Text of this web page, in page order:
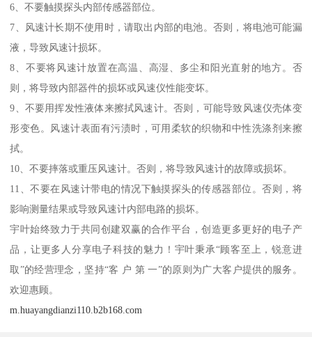
6、不要触摸探头内部传感器部位。
7、风速计长期不使用时，请取出内部的电池。否则，将电池可能漏
液，导致风速计损坏。
8、不要将风速计放置在高温、高湿、多尘和阳光直射的地方。否
则，将导致内部器件的损坏或风速仪性能变坏。
9、不要用挥发性液体来擦拭风速计。否则，可能导致风速仪壳体变
形变色。风速计表面有污渍时，可用柔软的织物和中性洗涤剂来擦
拭。
10、不要摔落或重压风速计。否则，将导致风速计的故障或损坏。
11、不要在风速计带电的情况下触摸探头的传感器部位。否则，将
影响测量结果或导致风速计内部电路的损坏。
宇叶始终致力于共同创建双赢的合作平台，创造更多更好的电子产
品，让更多人分享电子科技的魅力！宇叶秉承“顾客至上，锐意进
取”的经营理念，坚持“客 户 第 一”的原则为广大客户提供的服务。
欢迎惠顾。
m.huayangdianzi110.b2b168.com